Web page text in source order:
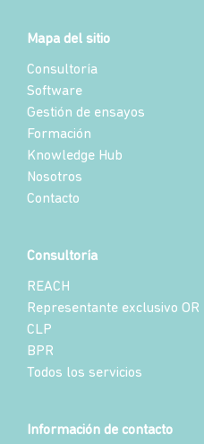
Mapa del sitio
Consultoría
Software
Gestión de ensayos
Formación
Knowledge Hub
Nosotros
Contacto
Consultoría
REACH
Representante exclusivo OR
CLP
BPR
Todos los servicios
Información de contacto